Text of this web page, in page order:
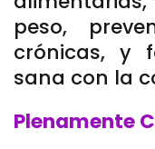
peso,
crónicas, y
sana con la
Plenamente